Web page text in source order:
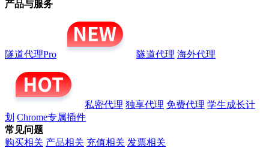
产品与服务
隧道代理Pro 隧道代理 海外代理
私密代理 独享代理 免费代理 学生成长计
划 Chrome专属插件
常见问题
购买相关 产品相关 充值相关 发票相关